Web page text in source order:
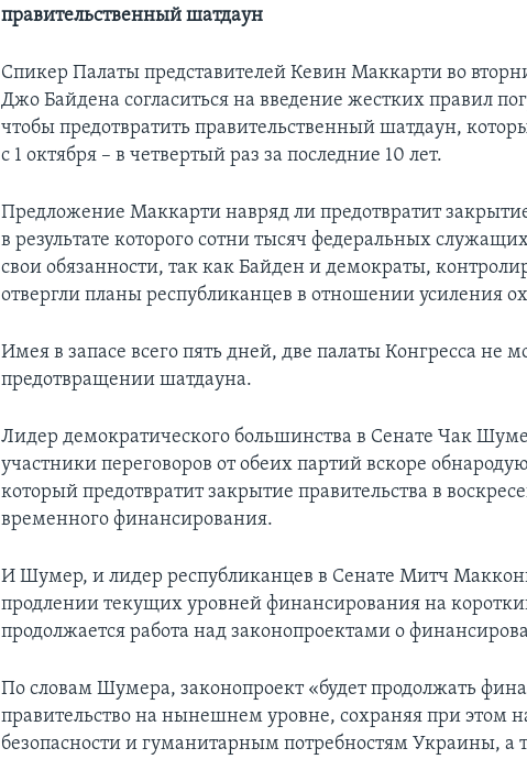
правительственный шатдаун
Спикер Палаты представителей Кевин Маккарти во
Джо Байдена согласиться на введение жестких правил
чтобы предотвратить правительственный шатдаун,
с 1 октября – в четвертый раз за последние 10 лет.
Предложение Маккарти навряд ли предотвратит
в результате которого сотни тысяч федеральных
свои обязанности, так как Байден и демократы,
отвергли планы республиканцев в отношении усиления
Имея в запасе всего пять дней, две палаты Конгресса не
предотвращении шатдауна.
Лидер демократического большинства в Сенате Чак
участники переговоров от обеих партий вскоре
который предотвратит закрытие правительства в
временного финансирования.
И Шумер, и лидер республиканцев в Сенате Митч
продлении текущих уровней финансирования на
продолжается работа над законопроектами о
По словам Шумера, законопроект «будет продолжать
правительство на нынешнем уровне, сохраняя при этом
безопасности и гуманитарным потребностям Украины, а